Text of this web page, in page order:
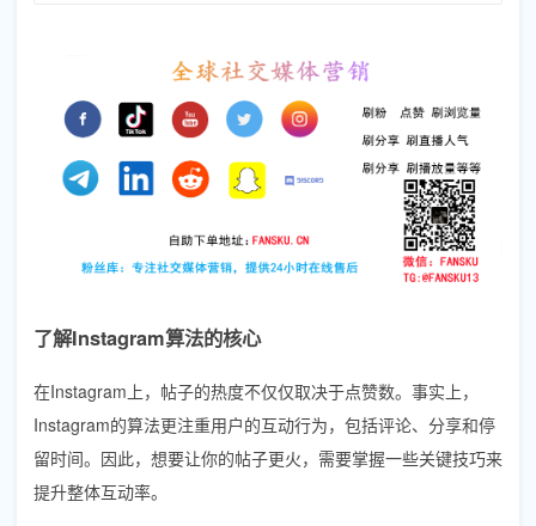
了解Instagram算法的核心
在Instagram上，帖子的热度不仅仅取决于点赞数。事实上，
Instagram的算法更注重用户的互动行为，包括评论、分享和停
留时间。因此，想要让你的帖子更火，需要掌握一些关键技巧来
提升整体互动率。